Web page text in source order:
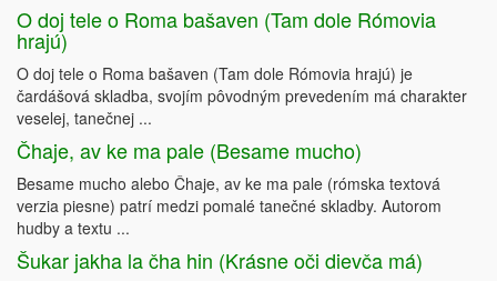
O doj tele o Roma bašaven (Tam dole Rómovia
hrajú)
O doj tele o Roma bašaven (Tam dole Rómovia hrajú) je
čardášová skladba, svojím pôvodným prevedením má charakter
veselej, tanečnej ...
Čhaje, av ke ma pale (Besame mucho)
Besame mucho alebo Čhaje, av ke ma pale (rómska textová
verzia piesne) patrí medzi pomalé tanečné skladby. Autorom
hudby a textu ...
Šukar jakha la čha hin (Krásne oči dievča má)